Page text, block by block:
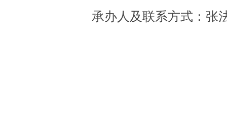
承办人及联系方式：张